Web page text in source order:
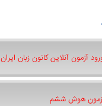
آزمون آنلاین کانون زبان ایران
هوش ششم